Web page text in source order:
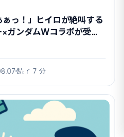
ぁっ！」ヒイロが絶叫する
ガンダムWコラボが受注
読了 7 分